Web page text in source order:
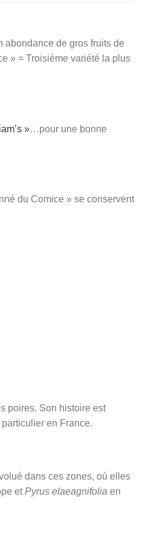
abondance de gros fruits de
» = Troisième variété la plus
»…pour une bonne
du Comice » se conservent
poires. Son histoire est
en France.
dans ces zones, où elles
etPyrus elaeagnifolia en